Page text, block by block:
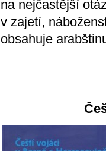
na nejčastější
v zajetí,
obsahuje